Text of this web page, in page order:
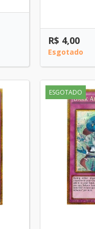
R$ 4,00
Esgotado
ESGOTADO